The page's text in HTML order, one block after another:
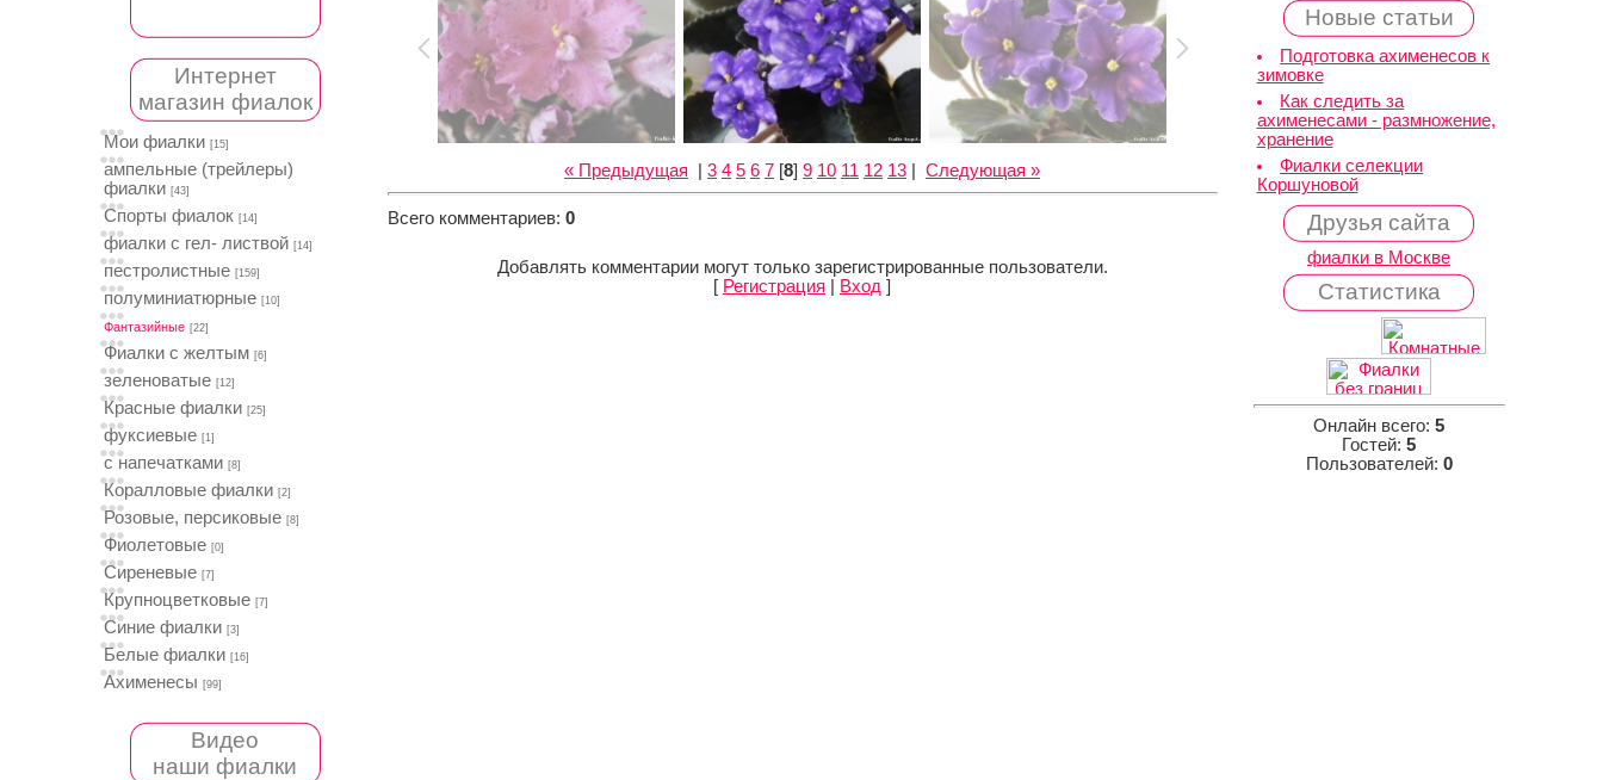
Интернет
магазин фиалок
Мои фиалки [15]
ампельные (трейлеры)
фиалки [43]
Спорты фиалок [14]
фиалки с гел- листвой [14]
пестролистные [159]
полуминиатюрные [10]
Фантазийные [22]
Фиалки с желтым [6]
зеленоватые [12]
Красные фиалки [25]
фуксиевые [1]
с напечатками [8]
Коралловые фиалки [2]
Розовые, персиковые [8]
Фиолетовые [0]
Сиреневые [7]
Крупноцветковые [7]
Синие фиалки [3]
Белые фиалки [16]
Ахименесы [99]
Видео
наши фиалки
« Предыдущая 3 4 5 6 7 [8] 9 10 11 12 13 Следующая »
Всего комментариев: 0
Добавлять комментарии могут только зарегистрированные пользователи.
[ Регистрация Вход ]
Новые статьи
Подготовка ахименесов к
зимовке
Как следить за
ахименесами - размножение,
хранение
Фиалки селекции
Коршуновой
Друзья сайта
фиалки в Москве
Статистика
Онлайн всего: 5
Гостей: 5
Пользователей: 0